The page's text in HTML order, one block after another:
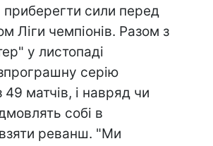
приберегти сили перед
Ліги чемпіонів. Разом з
у листопаді
серію
матчів, і навряд чи
собі в
реванш. "Ми